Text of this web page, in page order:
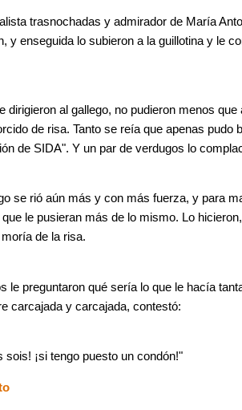
trasnochadas y admirador de María
y enseguida lo subieron a la guillotina y le
dirigieron al gallego, no pudieron menos
de risa. Tanto se reía que apenas pudo
de SIDA". Y un par de verdugos lo
se rió aún más y con más fuerza, y para
le pusieran más de lo mismo. Lo
de la risa.
le preguntaron qué sería lo que le hacía
carcajada y carcajada, contestó:
sois! ¡si tengo puesto un condón!"